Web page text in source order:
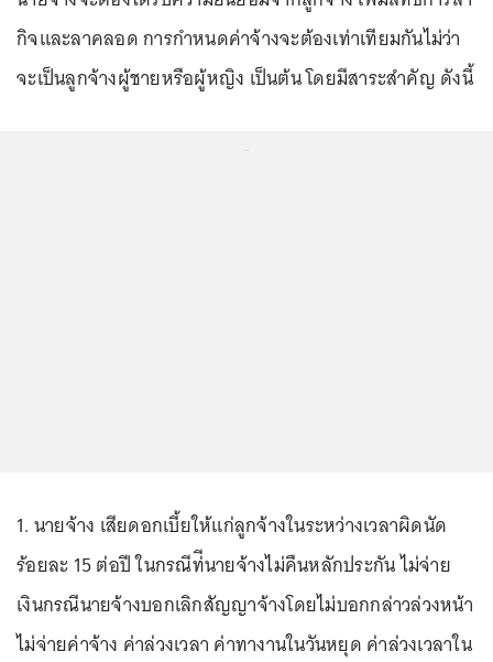
กิจและลาคลอด การกำหนดค่าจ้างจะต้องเท่าเทียมกันไม่ว่า
จะเป็นลูกจ้างผู้ชายหรือผู้หญิง เป็นต้น โดยมีสาระสำคัญ ดังนี้
1. นายจ้าง เสียดอกเบี้ยให้แก่ลูกจ้างในระหว่างเวลาผิดนัด
ร้อยละ 15 ต่อปี ในกรณีท่ีนายจ้างไม่คืนหลักประกัน ไม่จ่าย
เงินกรณีนายจ้างบอกเลิกสัญญาจ้างโดยไม่บอกกล่าวล่วงหน้า
ไม่จ่ายค่าจ้าง ค่าล่วงเวลา ค่าทางานในวันหยุด ค่าล่วงเวลาใน